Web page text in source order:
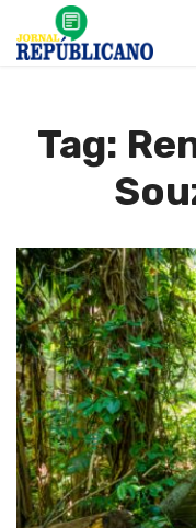
Tag: